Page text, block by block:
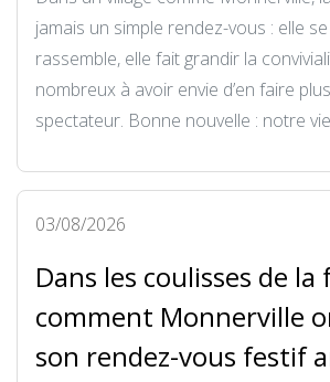
jamais un simple rendez-vous : elle
rassemble, elle fait grandir la
nombreux à avoir envie d’en faire
spectateur. Bonne nouvelle : notre
03/08/2026
Dans les coulisses de la
comment Monnerville
son rendez-vous festif